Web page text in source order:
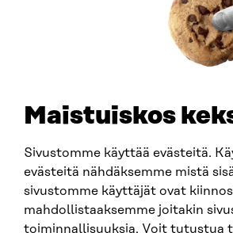
Maistuiskos
Sivustomme käyttää evästeitä.
evästeitä nähdäksemme mistä
sivustomme käyttäjät ovat
mahdollistaaksemme joitakin
toiminnallisuuksia. Voit tutustua
SITRA SOSIAALISESSA MEDIASSA
LinkedIn
Instagram